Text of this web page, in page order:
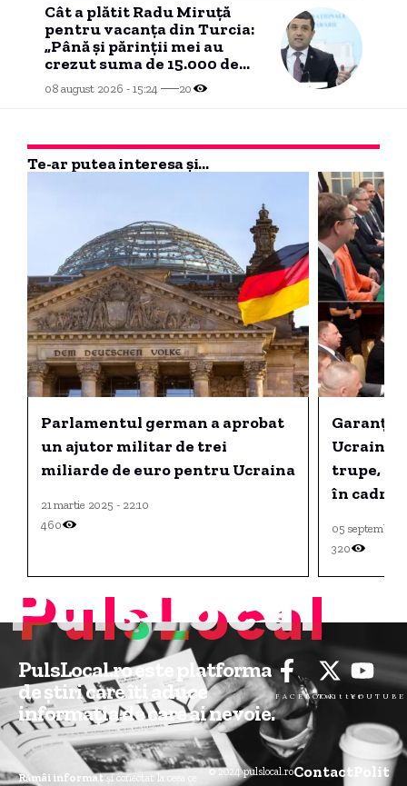
Cât a plătit Radu Miruță
pentru vacanța din Turcia:
„Până și părinții mei au
crezut suma de 15.000 de
euro”
08 august 2026 - 15:24 20
Te-ar putea interesa și...
Parlamentul german a aprobat
un ajutor militar de trei
miliarde de euro pentru Ucraina
21 martie 2025 - 22:10
460
Ucraina:
trupe, iar
în cadrul
05 septembrie
320
PulsLocal
PulsLocal.ro este platforma
de știri care îți aduce
informația de care ai nevoie.
FACEBOOKTwitterYOUTUBE
Rămâi informatși conectat la ceea ce © 2024 pulslocal.roContact